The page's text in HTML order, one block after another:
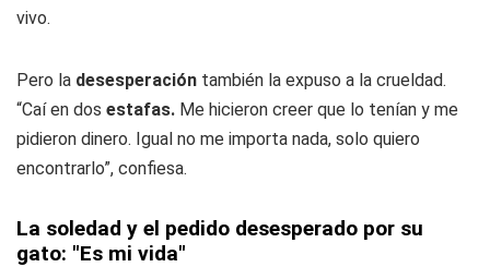
vivo.
Pero la desesperación también la expuso a la crueldad.
“Caí en dos estafas. Me hicieron creer que lo tenían y me
pidieron dinero. Igual no me importa nada, solo quiero
encontrarlo”, confiesa.
La soledad y el pedido desesperado por su
gato: "Es mi vida"